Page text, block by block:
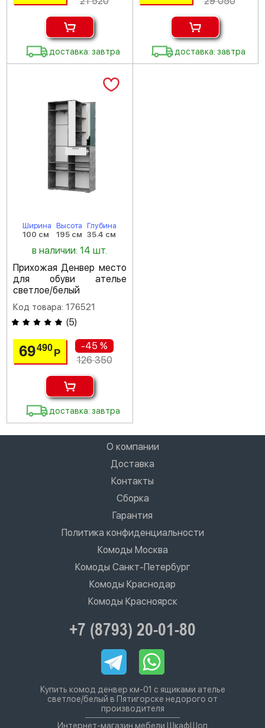
доставка: завтра доставка: завтра
Ширина
100 см
Высота
195 см
Глубина
35.4 см
в наличии: 14 шт.
Прихожая Денвер место
для обуви ателье
светлое/белый
Код товара: 176521
(5)
69490Р
-45 %
126 350
доставка: завтра
О компании
Доставка
Контакты
Сборка
Гарантия
Политика конфиденциальности
Комоды Москва
Комоды Санкт-Петербург
Комоды Краснодар
Комоды Красноярск
+7 (8793) 20-01-80
Купить комод денвер км-01 с ящиками ателье
светлое/белый в Пятигорске недорого от
производителя
Интернет-магазин мебели ШкафШоп